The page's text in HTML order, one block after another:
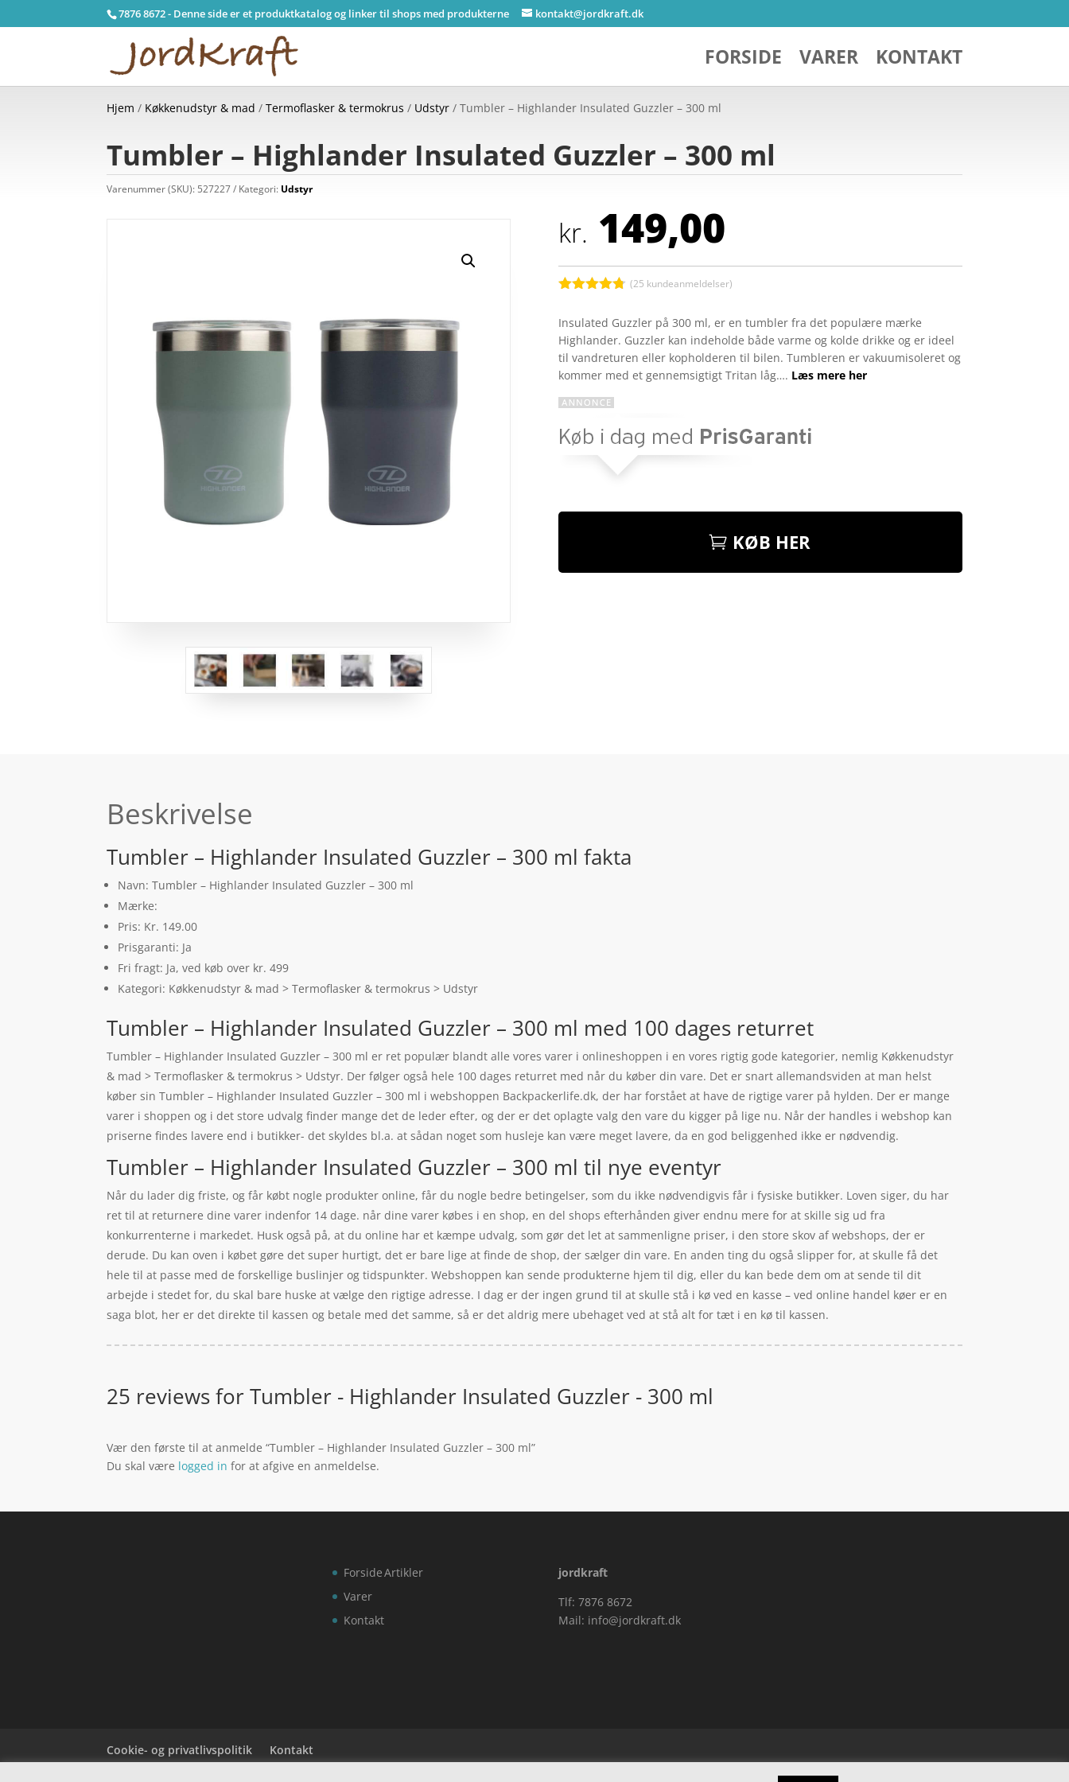
7876 8672 - Denne side er et produktkatalog og linker til shops med produkterne kontakt@jordkraft.dk
FORSIDE VARER KONTAKT
Hjem / Køkkenudstyr & mad /Termoflasker & termokrus / Udstyr / Tumbler – Highlander Insulated Guzzler – 300 ml
Tumbler – Highlander Insulated Guzzler – 300 ml
Varenummer (SKU): 527227 Kategori: Udstyr
kr. 149,00
ud af 5
baseret på
kundebedø
mmelser
(25 kundeanmeldelser)
Insulated Guzzler på 300 ml, er en tumbler fra det populære mærke
Highlander. Guzzler kan indeholde både varme og kolde drikke og er ideel
til vandreturen eller kopholderen til bilen. Tumbleren er vakuumisoleret og
kommer med et gennemsigtigt Tritan låg…. Læs mere her
KØB HER
Beskrivelse
Tumbler – Highlander Insulated Guzzler – 300 ml fakta
Navn: Tumbler – Highlander Insulated Guzzler – 300 ml
Mærke:
Pris: Kr. 149.00
Prisgaranti: Ja
Fri fragt: Ja, ved køb over kr. 499
Kategori: Køkkenudstyr & mad > Termoflasker & termokrus > Udstyr
Tumbler – Highlander Insulated Guzzler – 300 ml med 100 dages returret
Tumbler – Highlander Insulated Guzzler – 300 ml er ret populær blandt alle vores varer i onlineshoppen i en vores rigtig gode kategorier, nemlig Køkkenudstyr
& mad > Termoflasker & termokrus > Udstyr. Der følger også hele 100 dages returret med når du køber din vare. Det er snart allemandsviden at man helst
køber sin Tumbler – Highlander Insulated Guzzler – 300 ml i webshoppen Backpackerlife.dk, der har forstået at have de rigtige varer på hylden. Der er mange
varer i shoppen og i det store udvalg finder mange det de leder efter, og der er det oplagte valg den vare du kigger på lige nu. Når der handles i webshop kan
priserne findes lavere end i butikker- det skyldes bl.a. at sådan noget som husleje kan være meget lavere, da en god beliggenhed ikke er nødvendig.
Tumbler – Highlander Insulated Guzzler – 300 ml til nye eventyr
Når du lader dig friste, og får købt nogle produkter online, får du nogle bedre betingelser, som du ikke nødvendigvis får i fysiske butikker. Loven siger, du har
ret til at returnere dine varer indenfor 14 dage. når dine varer købes i en shop, en del shops efterhånden giver endnu mere for at skille sig ud fra
konkurrenterne i markedet. Husk også på, at du online har et kæmpe udvalg, som gør det let at sammenligne priser, i den store skov af webshops, der er
derude. Du kan oven i købet gøre det super hurtigt, det er bare lige at finde de shop, der sælger din vare. En anden ting du også slipper for, at skulle få det
hele til at passe med de forskellige buslinjer og tidspunkter. Webshoppen kan sende produkterne hjem til dig, eller du kan bede dem om at sende til dit
arbejde i stedet for, du skal bare huske at vælge den rigtige adresse. I dag er der ingen grund til at skulle stå i kø ved en kasse – ved online handel køer er en
saga blot, her er det direkte til kassen og betale med det samme, så er det aldrig mere ubehaget ved at stå alt for tæt i en kø til kassen.
25 reviews forTumbler - Highlander Insulated Guzzler - 300 ml
Vær den første til at anmelde “Tumbler – Highlander Insulated Guzzler – 300 ml”
Du skal være logged in for at afgive en anmeldelse.
Forside
Varer
Kontakt
Artikler
jordkraft
Tlf: 7876 8672
Mail: info@jordkraft.dk
Cookie- og privatlivspolitik Kontakt